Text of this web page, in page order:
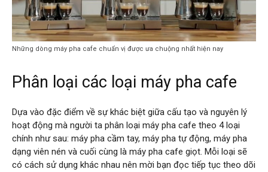
Những dòng máy pha cafe chuẩn vị được ưa chuộng nhất hiện nay
Phân loại các loại máy pha cafe
Dựa vào đặc điểm về sự khác biệt giữa cấu tạo và nguyên lý
hoạt động mà người ta phân loại máy pha cafe theo 4 loại
chính như sau: máy pha cầm tay, máy pha tự động, máy pha
dạng viên nén và cuối cùng là máy pha cafe giọt. Mỗi loại sẽ
có cách sử dụng khác nhau nên mời bạn đọc tiếp tục theo dõi